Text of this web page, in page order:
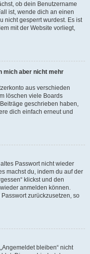
ob dein Benutzername
ist, wende dich an einen
nicht gesperrt wurdest. Es ist
mit der Website vorliegt,
mich aber nicht mehr
aus verschieden
löschen viele Boards
geschrieben haben,
dich einfach erneut und
Passwort nicht wieder
machst du, indem du auf der
klickst und den
anmelden können.
zurückzusetzen, so
bleiben“ nicht